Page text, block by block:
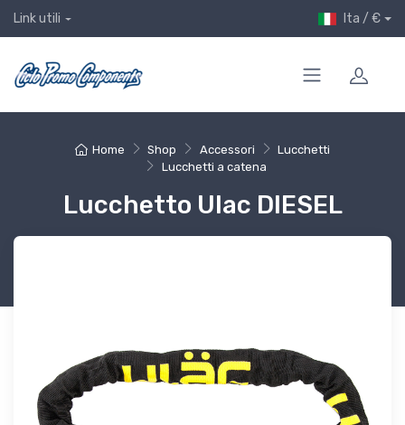
Link utili Ita / €
Home Shop Accessori
Lucchetti
Lucchetti a catena
Lucchetto Ulac DIESEL